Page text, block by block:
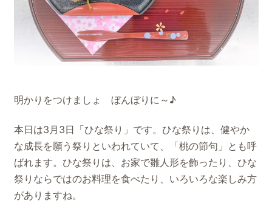
明かりをつけましょ ぼんぼりに～♪
本日は3月3日「ひな祭り」です。ひな祭りは、健やか
な成長を願う祭りといわれていて、「桃の節句」とも呼
ばれます。ひな祭りは、お家で雛人形を飾ったり、ひな
祭りならではのお料理を食べたり、いろいろな楽しみ方
がありますね。